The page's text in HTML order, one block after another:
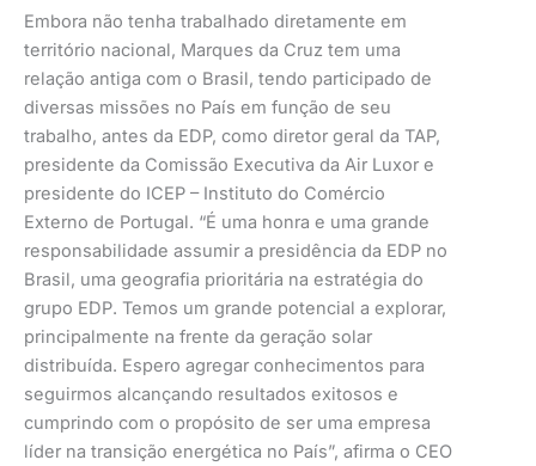
Embora não tenha trabalhado diretamente em
território nacional, Marques da Cruz tem uma
relação antiga com o Brasil, tendo participado de
diversas missões no País em função de seu
trabalho, antes da EDP, como diretor geral da TAP,
presidente da Comissão Executiva da Air Luxor e
presidente do ICEP – Instituto do Comércio
Externo de Portugal. “É uma honra e uma grande
responsabilidade assumir a presidência da EDP no
Brasil, uma geografia prioritária na estratégia do
grupo EDP. Temos um grande potencial a explorar,
principalmente na frente da geração solar
distribuída. Espero agregar conhecimentos para
seguirmos alcançando resultados exitosos e
cumprindo com o propósito de ser uma empresa
líder na transição energética no País”, afirma o CEO